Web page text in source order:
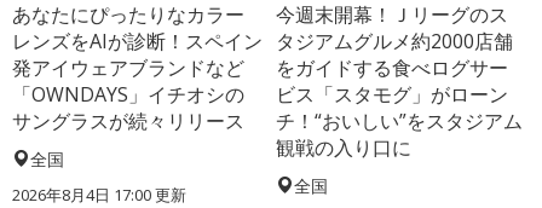
あなたにぴったりなカラー
レンズをAIが診断！スペイン
発アイウェアブランドなど
「OWNDAYS」イチオシの
サングラスが続々リリース
全国
2026年8月4日 17:00更新
今週末開幕！Ｊリーグのス
タジアムグルメ約2000店舗
をガイドする食べログサー
ビス「スタモグ」がローン
チ！“おいしい”をスタジアム
観戦の入り口に
全国